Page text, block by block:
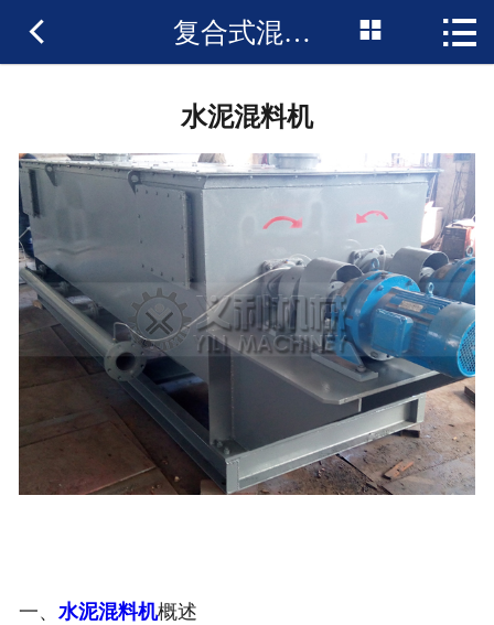
 复合式混料机  
水泥混料机
一、 水泥混料机概述